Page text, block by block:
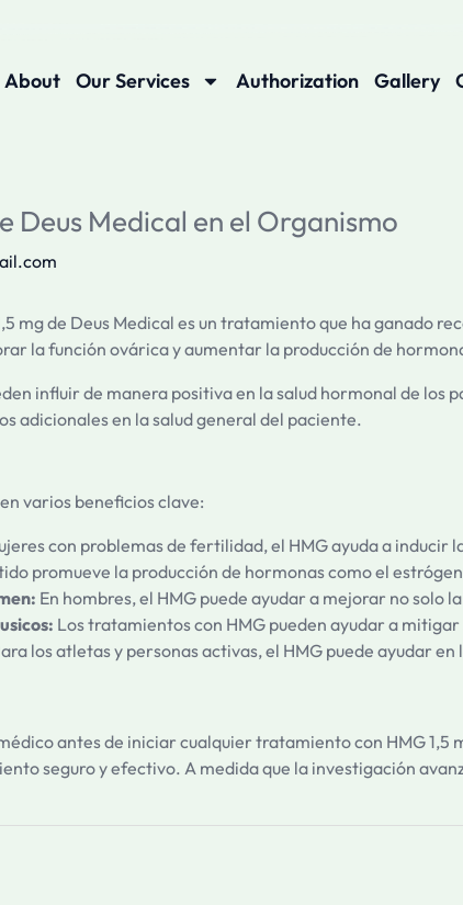
About Our Services Authorization Gallery
Deus Medical en el Organismo
mg de Deus Medical es un tratamiento que ha
la función ovárica y aumentar la producción de
influir de manera positiva en la salud hormonal de los
adicionales en la salud general del paciente.
varios beneficios clave:
con problemas de fertilidad, el HMG ayuda a
promueve la producción de hormonas como el
En hombres, el HMG puede ayudar a mejorar no solo
Los tratamientos con HMG pueden ayudar a
los atletas y personas activas, el HMG puede ayudar
antes de iniciar cualquier tratamiento con HMG
seguro y efectivo. A medida que la investigación